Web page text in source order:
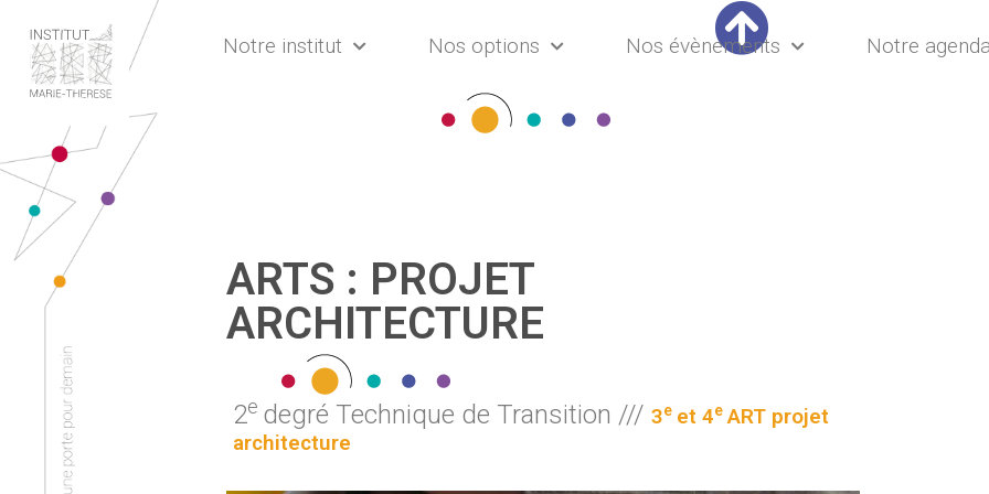
Notre institut Nos options Nos évènements Notre agenda
ARTS : PROJET
ARCHITECTURE
2e degré Technique de Transition /// 3e et 4e ART projet
architecture